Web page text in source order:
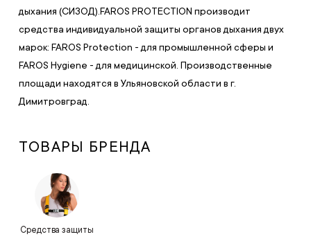
дыхания (СИЗОД).FAROS PROTECTION производит
средства индивидуальной защиты органов дыхания двух
марок: FAROS Protection - для промышленной сферы и
FAROS Hygiene - для медицинской. Производственные
площади находятся в Ульяновской области в г.
Димитровград.
ТОВАРЫ БРЕНДА
Средства защиты